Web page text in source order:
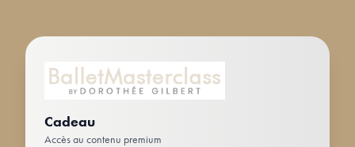
Cadeau
Accès au contenu premium